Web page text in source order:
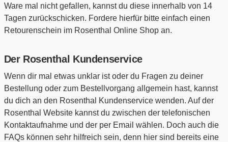
Ware mal nicht gefallen, kannst du diese innerhalb von 14
Tagen zurückschicken. Fordere hierfür bitte einfach einen
Retourenschein im Rosenthal Online Shop an.
Der Rosenthal Kundenservice
Wenn dir mal etwas unklar ist oder du Fragen zu deiner
Bestellung oder zum Bestellvorgang allgemein hast, kannst
du dich an den Rosenthal Kundenservice wenden. Auf der
Rosenthal Website kannst du zwischen der telefonischen
Kontaktaufnahme und der per Email wählen. Doch auch die
FAQs können sehr hilfreich sein, denn hier sind bereits eine